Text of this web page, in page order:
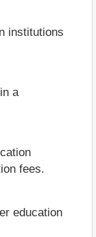
institutions
a
fees.
education